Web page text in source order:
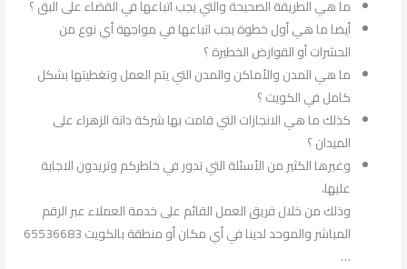
ما هي الطريقة الصحيحة والتي يجب اتباعها في القضاء على البق ؟
أيضا ما هي أول خطوة يجب اتباعها في مواجهة أي نوع من
الحشرات أو القوارض الخطيرة ؟
ما هي المدن والأماكن والمدن التي يتم العمل وتغطيتها بشكل
كامل في الكويت ؟
كذلك ما هي الانجازات التي قامت بها شركة دانة الزهراء على
الميدان ؟
وغيرها الكثير من الأسئلة التي تدور في خاطركم وتريدون الاجابة
عليها،
وذلك من خلال فريق العمل القائم على خدمة العملاء عبر الرقم
المباشر والموحد لدينا في أي مكان أو منطقة بالكويت 65536683
…